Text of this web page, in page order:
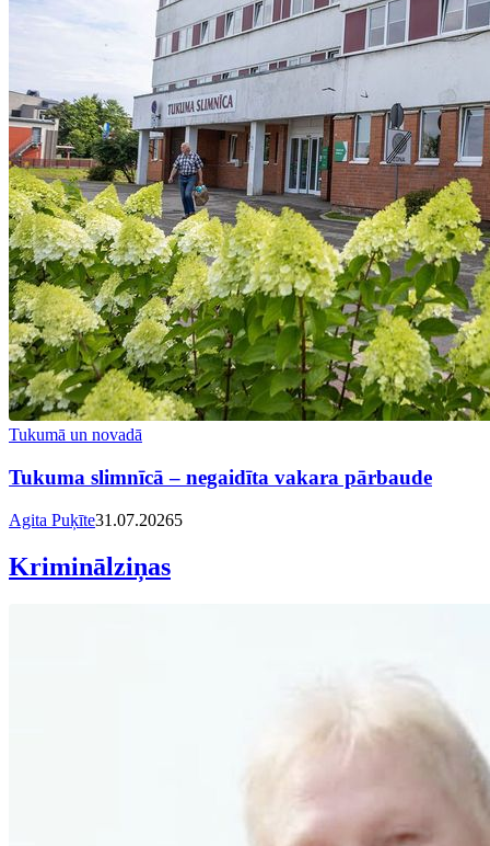
Tukumā un novadā
Tukuma slimnīcā – negaidīta vakara pārbaude
Agita Puķīte31.07.20265
Kriminālziņas